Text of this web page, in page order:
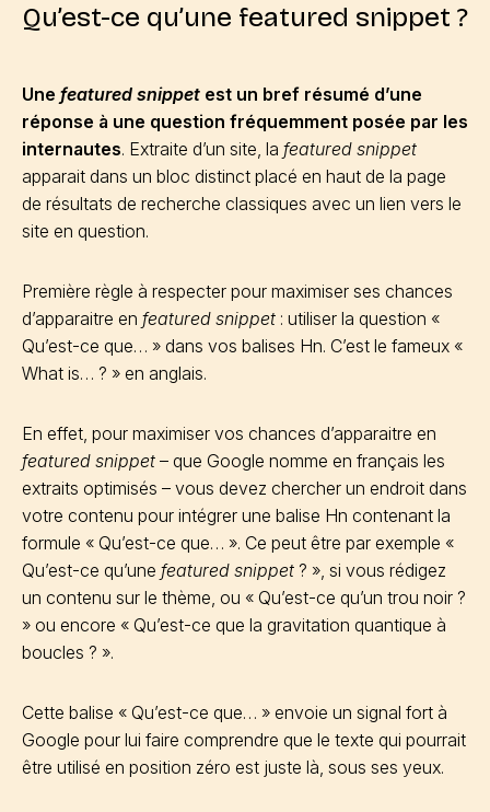
Qu’est-ce qu’une featured snippet ?
Une featured snippet est un bref résumé d’une
réponse à une question fréquemment posée par les
internautes. Extraite d’un site, la featured snippet
apparait dans un bloc distinct placé en haut de la page
de résultats de recherche classiques avec un lien vers le
site en question.
Première règle à respecter pour maximiser ses chances
d’apparaitre en featured snippet : utiliser la question «
Qu’est-ce que… » dans vos balises Hn. C’est le fameux «
What is… ? » en anglais.
En effet, pour maximiser vos chances d’apparaitre en
featured snippet – que Google nomme en français les
extraits optimisés – vous devez chercher un endroit dans
votre contenu pour intégrer une balise Hn contenant la
formule « Qu’est-ce que… ». Ce peut être par exemple «
Qu’est-ce qu’une featured snippet ? », si vous rédigez
un contenu sur le thème, ou « Qu’est-ce qu’un trou noir ?
» ou encore « Qu’est-ce que la gravitation quantique à
boucles ? ».
Cette balise « Qu’est-ce que… » envoie un signal fort à
Google pour lui faire comprendre que le texte qui pourrait
être utilisé en position zéro est juste là, sous ses yeux.